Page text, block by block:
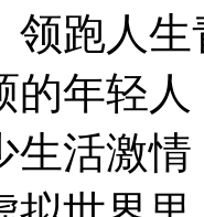
领跑人生
的年轻人
生活激情